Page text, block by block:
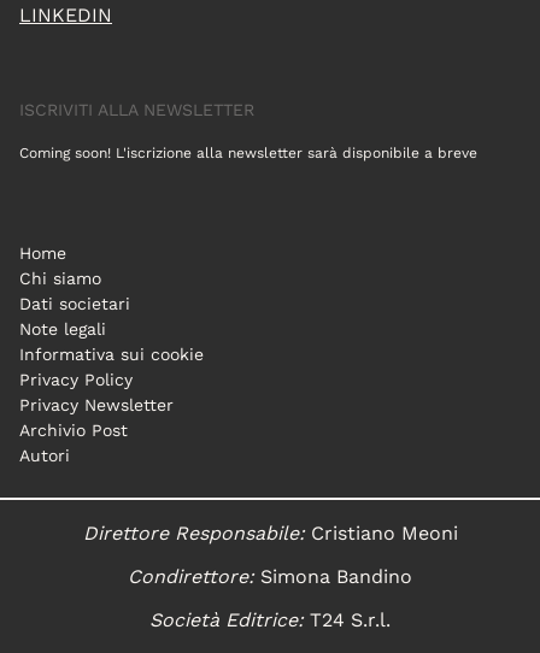
LINKEDIN
ISCRIVITI ALLA NEWSLETTER
Coming soon! L'iscrizione alla newsletter sarà disponibile a breve
Home
Chi siamo
Dati societari
Note legali
Informativa sui cookie
Privacy Policy
Privacy Newsletter
Archivio Post
Autori
Direttore Responsabile:Cristiano Meoni
Condirettore:Simona Bandino
Società Editrice:T24 S.r.l.